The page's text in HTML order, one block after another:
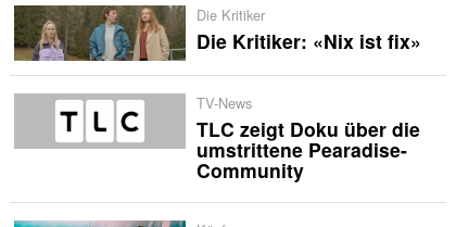
Die Kritiker
Die Kritiker: «Nix ist fix»
TV-News
TLC zeigt Doku über die
umstrittene Pearadise-
Community